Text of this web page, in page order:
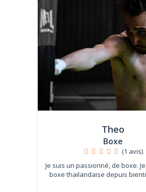
Theo
Boxe
(1 avis)
Je suis un passionné, de boxe.
boxe thailandaise depuis